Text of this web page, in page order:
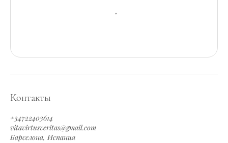
Контакты
+34722403614
vitavirtusveritas@gmail.com
Барселона, Испания